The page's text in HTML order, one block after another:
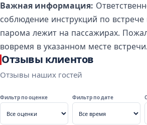
Сколько длится паромная
Около 1 часа — в зависимости от
Нужен ли паспорт?
Да — для пересечения границы
Можно ли посетить Самос за
Важная информация:
соблюдение инструкций по
парома лежит на пассажирах.
вовремя в указанном месте встречи.
Отзывы клиентов
Отзывы наших гостей
Фильтр по оценке Фильтр по дате